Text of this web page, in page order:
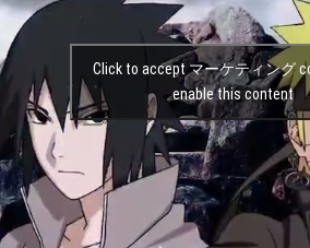
Click to accept マーケティング
enable this content